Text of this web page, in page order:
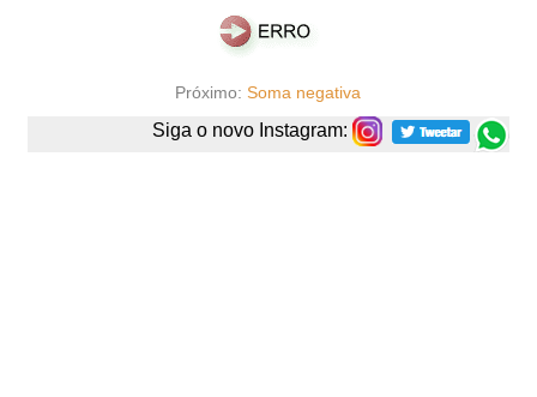
Próximo:Soma negativa
Siga o novo Instagram: